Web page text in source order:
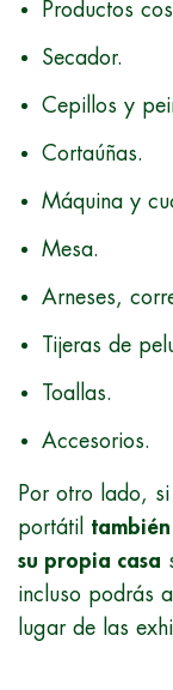
Productos
Secador.
Cepillos y
Cortaúñas.
Máquina y
Mesa.
Arneses,
Tijeras de
Toallas.
Accesorios.
Por otro lado,
portátil
su propia casa
incluso podrás
lugar de las